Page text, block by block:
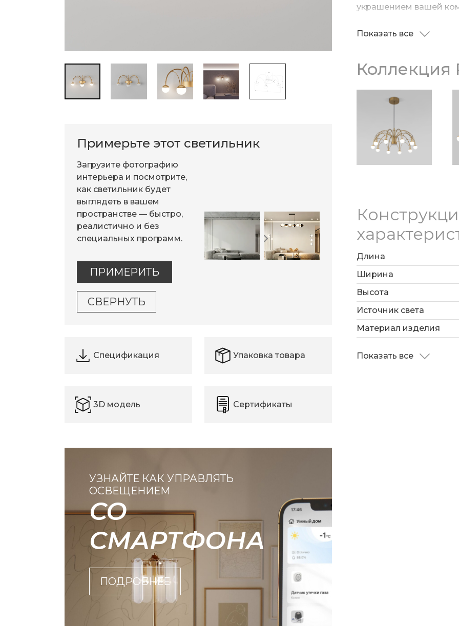
Примерьте этот светильник
Загрузите фотографию
интерьера и посмотрите,
как светильник будет
выглядеть в вашем
пространстве — быстро,
реалистично и без
специальных программ.
ПРИМЕРИТЬ
СВЕРНУТЬ
Спецификация Упаковка товара
3D модель Сертификаты
УЗНАЙТЕ КАК УПРАВЛЯТЬ
ОСВЕЩЕНИЕМ
СО
СМАРТФОНА
ПОДРОБНЕЕ
украшением вашей
создающие
Благодаря матовому
металлический корпус
механическим
обеспечивает
презентабельный
Показать все
Коллекция
Длина
Ширина
Высота
Источник света
Материал изделия
Показать все